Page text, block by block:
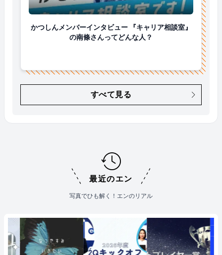
かつしんメンバーインタビュー 『キャリア相談室』
かつしんメンバーインタビュー 『キャリア相談室』
の南條さんってどんな人？
すべて見る
最近のエン
写真でひも解く！エンのリアル